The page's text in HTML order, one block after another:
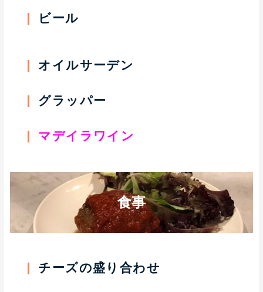
ビール
オイルサーデン
グラッパー
マデイラワイン
食事
チーズの盛り合わせ